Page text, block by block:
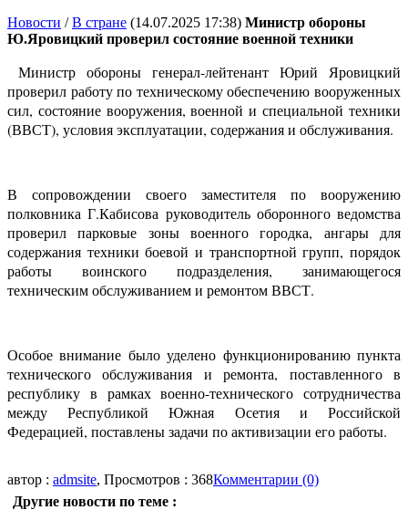
Новости /В стране (14.07.2025 17:38) Министр обороны
Ю.Яровицкий проверил состояние военной техники
Министр обороны генерал-лейтенант Юрий Яровицкий
проверил работу по техническому обеспечению вооруженных
сил, состояние вооружения, военной и специальной техники
(ВВСТ), условия эксплуатации, содержания и обслуживания.
В сопровождении своего заместителя по вооружению
полковника Г.Кабисова руководитель оборонного ведомства
проверил парковые зоны военного городка, ангары для
содержания техники боевой и транспортной групп, порядок
работы воинского подразделения, занимающегося
техническим обслуживанием и ремонтом ВВСТ.
Особое внимание было уделено функционированию пункта
технического обслуживания и ремонта, поставленного в
республику в рамках военно-технического сотрудничества
между Республикой Южная Осетия и Российской
Федерацией, поставлены задачи по активизации его работы.
автор : admsite, Просмотров : 368Комментарии (0)
Другие новости по теме :